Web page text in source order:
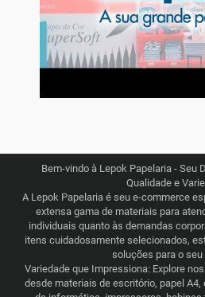
Bem-vindo à Lepok Papelaria - Seu
Qualidade e
A Lepok Papelaria é seu e-commerce
extensa gama de materiais para
individuais quanto às demandas
itens cuidadosamente selecionados,
soluções para o seu
Variedade que Impressiona: Explore
desde materiais de escritório, papel